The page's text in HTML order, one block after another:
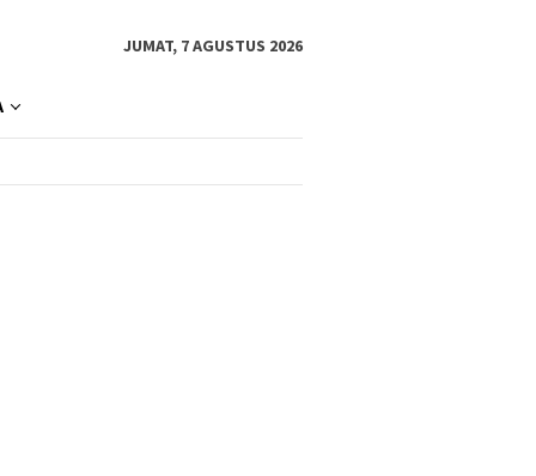
JUMAT, 7 AGUSTUS 2026